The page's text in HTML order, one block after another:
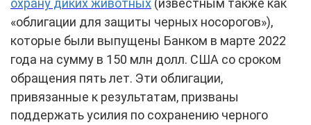
охрану диких животных (известным также как
«облигации для защиты черных носорогов»),
которые были выпущены Банком в марте 2022
года на сумму в 150 млн долл. США со сроком
обращения пять лет. Эти облигации,
привязанные к результатам, призваны
поддержать усилия по сохранению черного